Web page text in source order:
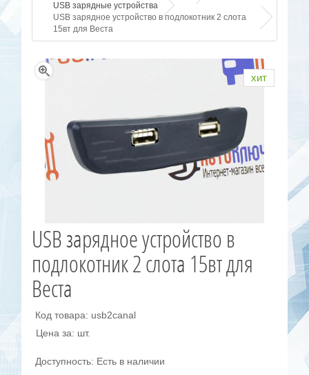
USB зарядные устройства
USB зарядное устройство в подлокотник 2 слота
15вт для Веста
хит
USB зарядное устройство в
подлокотник 2 слота 15вт для
Веста
Код товара: usb2canal
Цена за: шт.
Доступность: Есть в наличии